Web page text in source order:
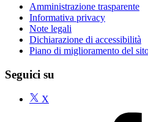
Amministrazione trasparente
Informativa privacy
Note legali
Dichiarazione di accessibilità
Piano di miglioramento del
Seguici su
X